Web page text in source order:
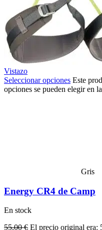
Vistazo
Seleccionar opciones Este
opciones se pueden elegir en
Gris
Energy CR4 de Camp
En stock
55,00€ El precio original era: